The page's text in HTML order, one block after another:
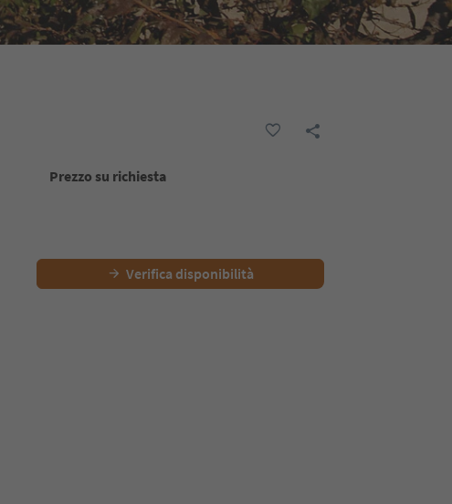
Prezzo su richiesta
Verifica disponibilità